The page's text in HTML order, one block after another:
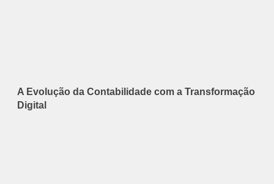
A Evolução da Contabilidade com a Transformação
Digital